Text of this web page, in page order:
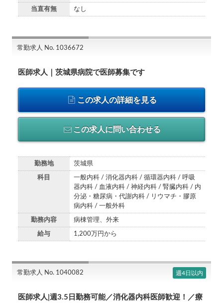
当直有無 なし
常勤求人 No. 1036672
医師求人｜茨城県病院で医師募集です
この求人の詳細を見る
この求人に問い合わせる
勤務地 茨城県
科目
一般内科 / 消化器内科 / 循環器内科 / 呼吸
器内科 / 血液内科 / 神経内科 / 腎臓内科 / 内
分泌・糖尿病・代謝内科 / リウマチ・膠原
病内科 / 一般外科
勤務内容 病棟管理、外来
給与 1,200万円から
常勤求人 No. 1040082 週4日以内
医師求人|週3.5日勤務可能／消化器内科医師歓迎！／療